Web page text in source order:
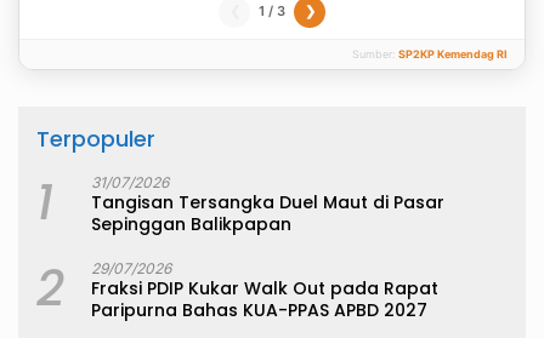
1 / 3 ❯
Sumber: SP2KP Kemendag RI
Terpopuler
1 31/07/2026
Tangisan Tersangka Duel Maut di Pasar
Sepinggan Balikpapan
2 29/07/2026
Fraksi PDIP Kukar Walk Out pada Rapat
Paripurna Bahas KUA-PPAS APBD 2027